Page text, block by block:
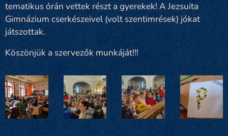
tematikus órán vettek részt a gyerekek! A Jezsuita
Gimnázium cserkészeivel (volt szentimrések) jókat
játszottak.
Köszönjük a szervezők munkáját!!!